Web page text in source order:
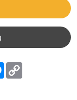
Messenger